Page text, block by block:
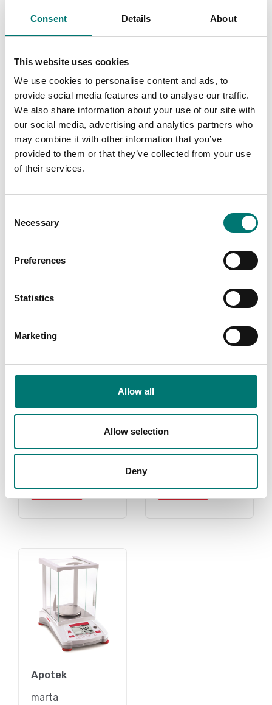
Consent Details About
This website uses cookies
We use cookies to personalise content and ads, to
provide social media features and to analyse our traffic.
We also share information about your use of our site with
our social media, advertising and analytics partners who
may combine it with other information that you’ve
provided to them or that they’ve collected from your use
of their services.
Selection
Necessary
Preferences
Statistics
Marketing
Allow all
Allow selection
Deny
Related pages
PRODUKTER
Laboratorier
Apotek
marta